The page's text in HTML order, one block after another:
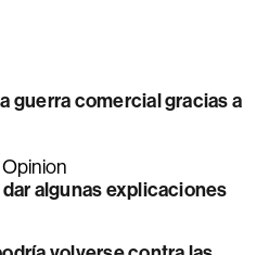
guerra comercial gracias a
algunas explicaciones